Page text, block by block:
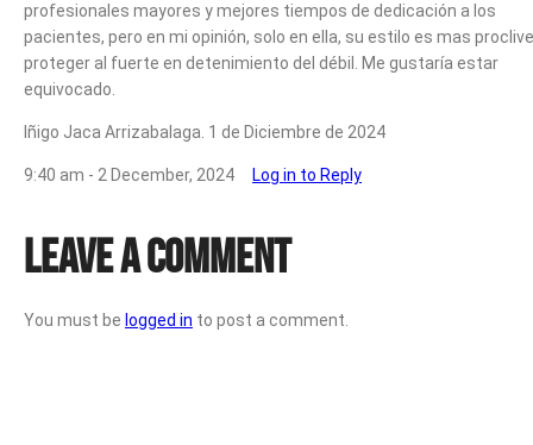
profesionales mayores y mejores tiempos de dedicación a los
pacientes, pero en mi opinión, solo en ella, su estilo es mas
proteger al fuerte en detenimiento del débil. Me gustaría estar
equivocado.
Iñigo Jaca Arrizabalaga. 1 de Diciembre de 2024
9:40 am - 2 December, 2024 Log in to Reply
Leave a Comment
You must be logged in to post a comment.